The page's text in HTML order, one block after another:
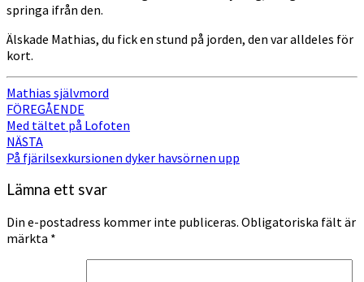
springa ifrån den.
Älskade Mathias, du fick en stund på jorden, den var alldeles för
kort.
Mathias självmord
Inläggsnavigering
FÖREGÅENDE
Med tältet på Lofoten
NÄSTA
På fjärilsexkursionen dyker havsörnen upp
Lämna ett svar
Din e-postadress kommer inte publiceras. Obligatoriska fält är
märkta *